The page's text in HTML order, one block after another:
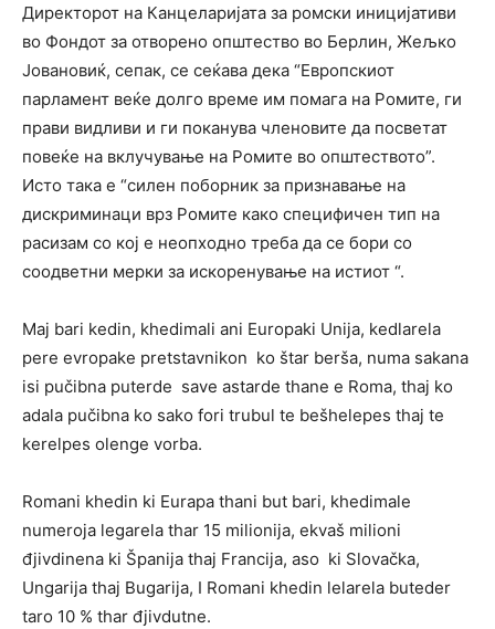
Директорот на Канцеларијата за ромски иницијативи
во Фондот за отворено општество во Берлин, Жељко
Јовановиќ, сепак, се сеќава дека “Европскиот
парламент веќе долго време им помага на Ромите, ги
прави видливи и ги поканува членовите да посветат
повеќе на вклучување на Ромите во општеството”.
Исто така е “силен поборник за признавање на
дискриминаци врз Ромите како специфичен тип на
расизам со кој е неопходно треба да се бори со
соодветни мерки за искоренување на истиот “.
Maj bari kedin, khedimali ani Europaki Unija, kedlarela
pere evropake pretstavnikon ko štar berša, numa sakana
isi pučibna puterde save astarde thane e Roma, thaj ko
adala pučibna ko sako fori trubul te bešhelepes thaj te
kerelpes olenge vorba.
Romani khedin ki Eurapa thani but bari, khedimale
numeroja legarela thar 15 milionija, ekvaš milioni
đjivdinena ki Španija thaj Francija, aso ki Slovačka,
Ungarija thaj Bugarija, I Romani khedin lelarela buteder
taro 10 % thar đjivdutne.